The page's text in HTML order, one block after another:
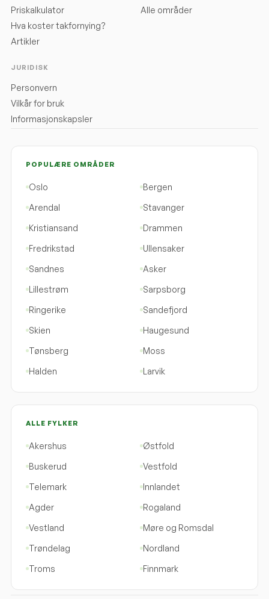
Priskalkulator
Hva koster takfornying?
Artikler
Alle områder
JURIDISK
Personvern
Vilkår for bruk
Informasjonskapsler
POPULÆRE OMRÅDER
Oslo
Bergen
Arendal
Stavanger
Kristiansand
Drammen
Fredrikstad
Ullensaker
Sandnes
Asker
Lillestrøm
Sarpsborg
Ringerike
Sandefjord
Skien
Haugesund
Tønsberg
Moss
Halden
Larvik
ALLE FYLKER
Akershus
Østfold
Buskerud
Vestfold
Telemark
Innlandet
Agder
Rogaland
Vestland
Møre og Romsdal
Trøndelag
Nordland
Troms
Finnmark